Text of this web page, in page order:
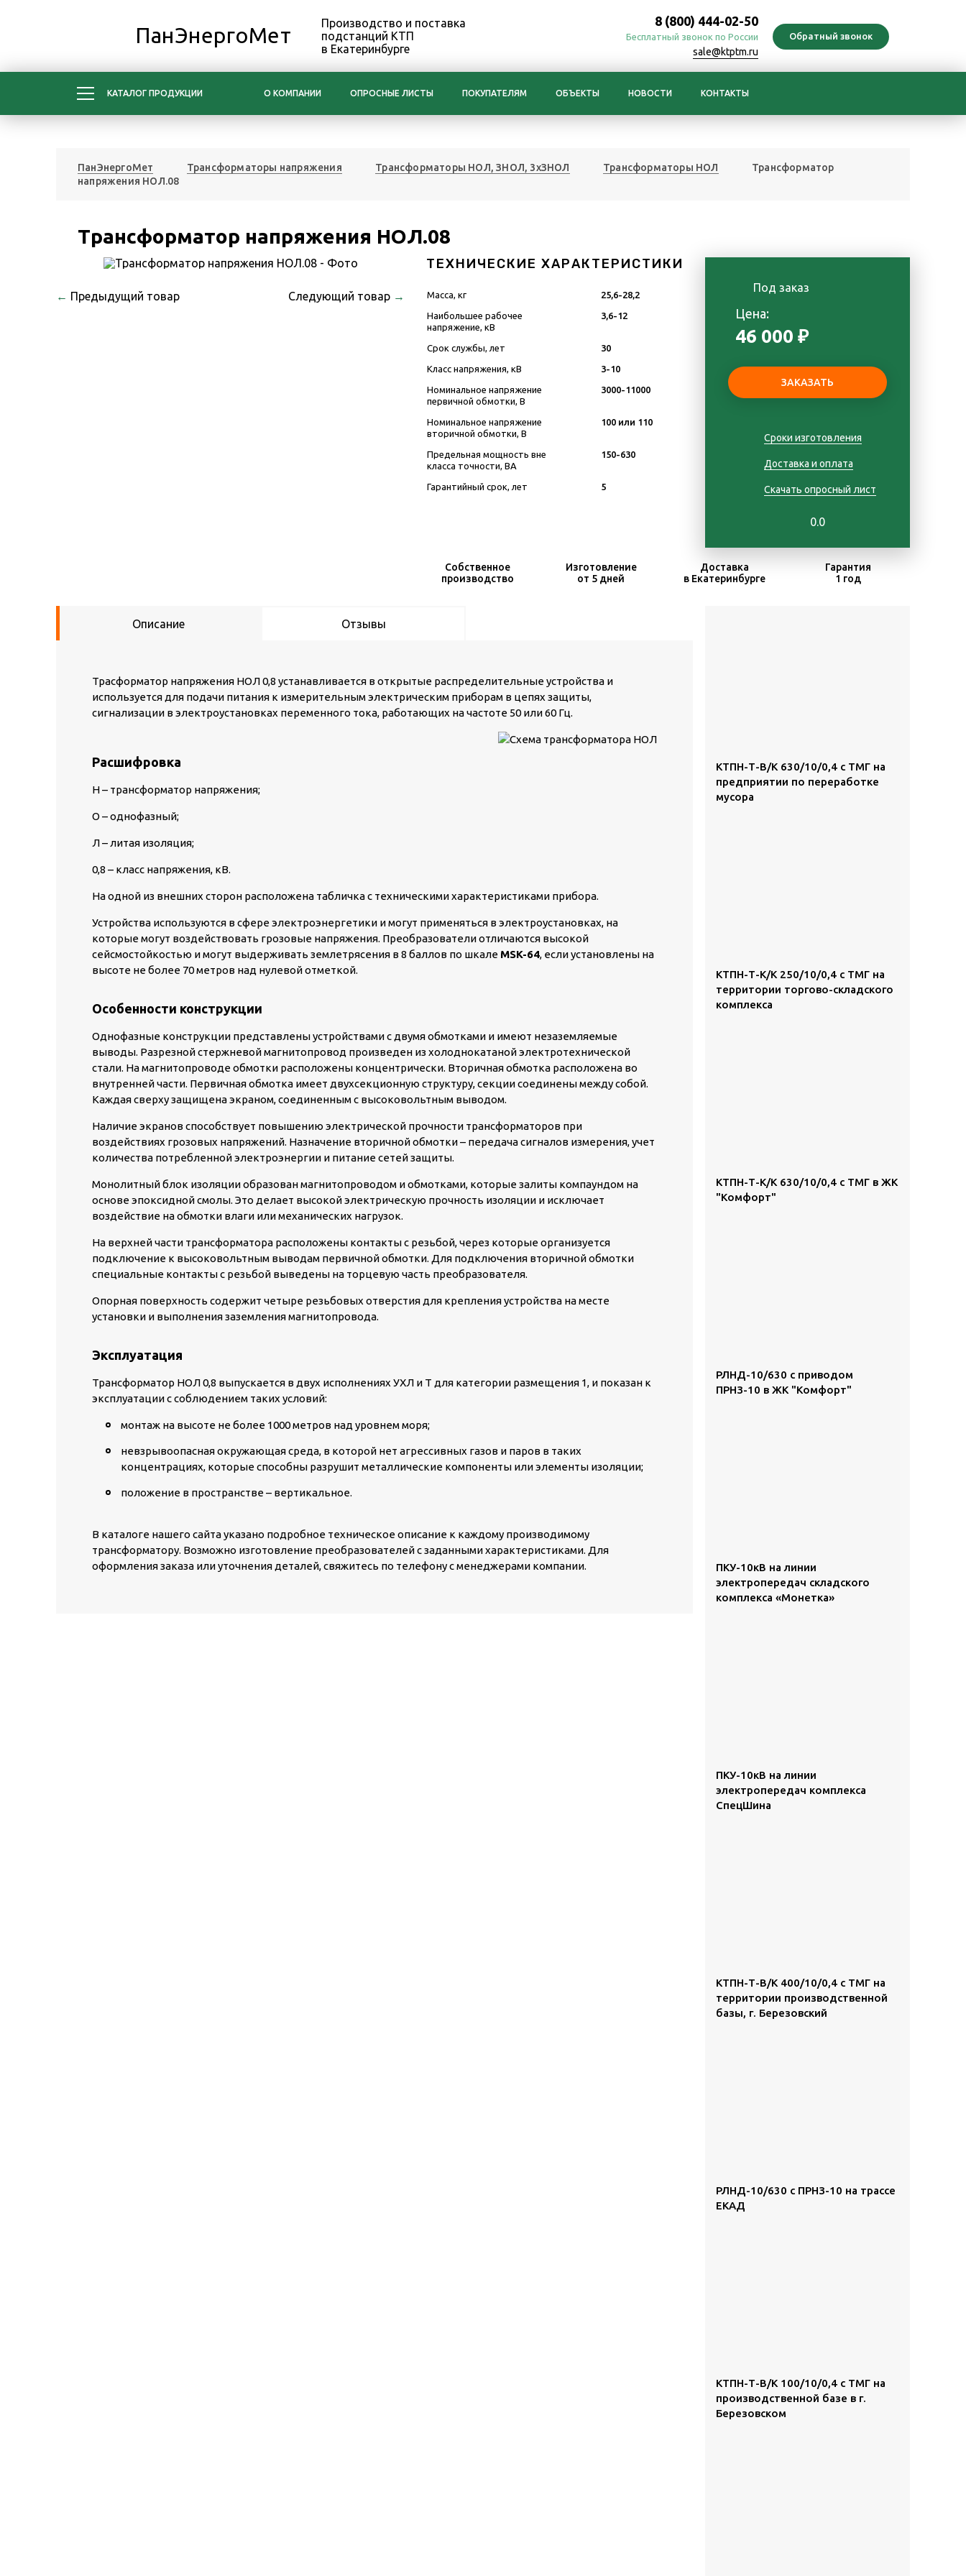
ПанЭнергоМет
Производство и поставка
подстанций КТП
в Екатеринбурге
8 (800) 444-02-50
Бесплатный звонок по России
sale@ktptm.ru
КАТАЛОГ ПРОДУКЦИИ О КОМПАНИИ ОПРОСНЫЕ ЛИСТЫ ПОКУПАТЕЛЯМ ОБЪЕКТЫ НОВОСТИ КОНТАКТЫ
ПанЭнергоМет Трансформаторы напряжения Трансформаторы НОЛ, ЗНОЛ, 3хЗНОЛ Трансформаторы НОЛ
Трансформатор
напряжения НОЛ.08
Трансформатор напряжения НОЛ.08
← Предыдущий товар Следующий товар →
ТЕХНИЧЕСКИЕ ХАРАКТЕРИСТИКИ
Масса, кг 25,6-28,2
Наибольшее рабочее
напряжение, кВ
3,6-12
Срок службы, лет 30
Класс напряжения, кВ 3-10
Номинальное напряжение
первичной обмотки, В
3000-11000
Номинальное напряжение
вторичной обмотки, В
100 или 110
Предельная мощность вне
класса точности, ВА
150-630
Гарантийный срок, лет 5
Под заказ
Цена:
46 000 ₽
Сроки изготовления
Доставка и оплата
Скачать опросный лист
0.0
Собственное
производство
Изготовление
от 5 дней
Доставка
в Екатеринбурге
Гарантия
1 год
Описание Отзывы
Трасформатор напряжения НОЛ 0,8 устанавливается в открытые распределительные устройства и
используется для подачи питания к измерительным электрическим приборам в цепях защиты,
сигнализации в электроустановках переменного тока, работающих на частоте 50 или 60 Гц.
Расшифровка
Н – трансформатор напряжения;
О – однофазный;
Л – литая изоляция;
0,8 – класс напряжения, кВ.
На одной из внешних сторон расположена табличка с техническими характеристиками прибора.
Устройства используются в сфере электроэнергетики и могут применяться в электроустановках, на
которые могут воздействовать грозовые напряжения. Преобразователи отличаются высокой
сейсмостойкостью и могут выдерживать землетрясения в 8 баллов по шкале MSK-64, если установлены на
высоте не более 70 метров над нулевой отметкой.
Особенности конструкции
Однофазные конструкции представлены устройствами с двумя обмотками и имеют незаземляемые
выводы. Разрезной стержневой магнитопровод произведен из холоднокатаной электротехнической
стали. На магнитопроводе обмотки расположены концентрически. Вторичная обмотка расположена во
внутренней части. Первичная обмотка имеет двухсекционную структуру, секции соединены между собой.
Каждая сверху защищена экраном, соединенным с высоковольтным выводом.
Наличие экранов способствует повышению электрической прочности трансформаторов при
воздействиях грозовых напряжений. Назначение вторичной обмотки – передача сигналов измерения, учет
количества потребленной электроэнергии и питание сетей защиты.
Монолитный блок изоляции образован магнитопроводом и обмотками, которые залиты компаундом на
основе эпоксидной смолы. Это делает высокой электрическую прочность изоляции и исключает
воздействие на обмотки влаги или механических нагрузок.
На верхней части трансформатора расположены контакты с резьбой, через которые организуется
подключение к высоковольтным выводам первичной обмотки. Для подключения вторичной обмотки
специальные контакты с резьбой выведены на торцевую часть преобразователя.
Опорная поверхность содержит четыре резьбовых отверстия для крепления устройства на месте
установки и выполнения заземления магнитопровода.
Эксплуатация
Трансформатор НОЛ 0,8 выпускается в двух исполнениях УХЛ и Т для категории размещения 1, и показан к
эксплуатации с соблюдением таких условий:
монтаж на высоте не более 1000 метров над уровнем моря;
невзрывоопасная окружающая среда, в которой нет агрессивных газов и паров в таких
концентрациях, которые способны разрушит металлические компоненты или элементы изоляции;
положение в пространстве – вертикальное.
В каталоге нашего сайта указано подробное техническое описание к каждому производимому
трансформатору. Возможно изготовление преобразователей с заданными характеристиками. Для
оформления заказа или уточнения деталей, свяжитесь по телефону с менеджерами компании.
КТПН-Т-В/К 630/10/0,4 с ТМГ на
предприятии по переработке
мусора
КТПН-Т-К/К 250/10/0,4 с ТМГ на
территории торгово-складского
комплекса
КТПН-Т-К/К 630/10/0,4 с ТМГ в ЖК
"Комфорт"
РЛНД-10/630 с приводом
ПРНЗ-10 в ЖК "Комфорт"
ПКУ-10кВ на линии
электропередач складского
комплекса «Монетка»
ПКУ-10кВ на линии
электропередач комплекса
СпецШина
КТПН-Т-В/К 400/10/0,4 с ТМГ на
территории производственной
базы, г. Березовский
РЛНД-10/630 с ПРНЗ-10 на трассе
ЕКАД
КТПН-Т-В/К 100/10/0,4 с ТМГ на
производственной базе в г.
Березовском